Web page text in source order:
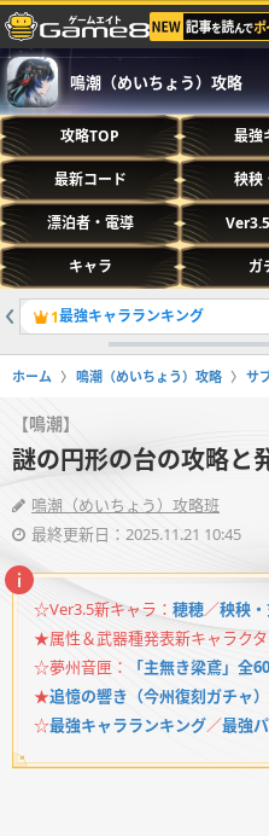
鳴潮（めいちょう）攻略
攻略TOP 最強
最新コード 秧秧
漂泊者・電導
キャラ ガ
1最強キャラランキング
ホーム 鳴潮（めいちょう）攻略 サ
【鳴潮】
謎の円形の台の攻略と
鳴潮（めいちょう）攻略班
最終更新日：2025.11.21 10:45
☆Ver3.5新キャラ： 穂穂／秧秧
★属性＆武器種発表新キャラクタ
☆夢州音匣：
「主無き梁鳶」全
★追憶の響き（今州復刻ガチャ）
☆最強キャラランキング／最強